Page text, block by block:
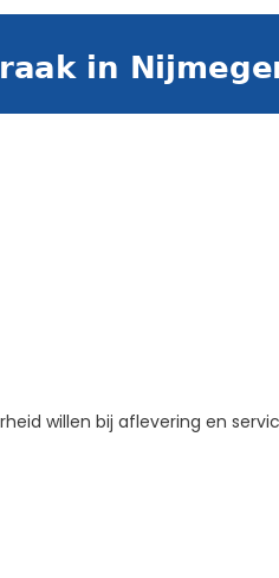
willen bij aflevering en